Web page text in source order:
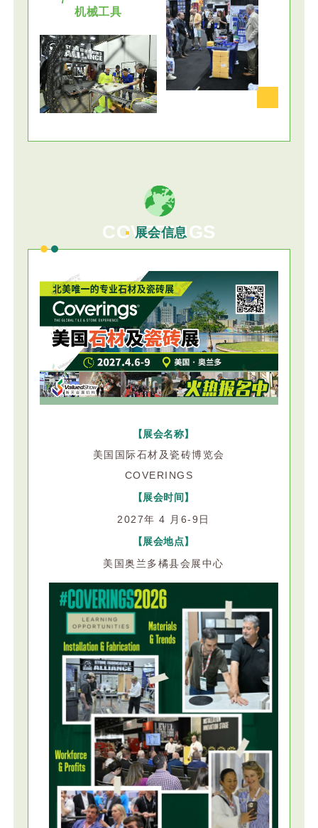
机械工具
COVERINGS
展会信息
【展会名称】
美国国际石材及瓷砖博览会
COVERINGS
【展会时间】
2027年 4 月 6-9日
【展会地点】
美国奥兰多橘县会展中心